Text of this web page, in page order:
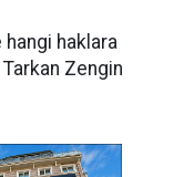
haklara
Zengin